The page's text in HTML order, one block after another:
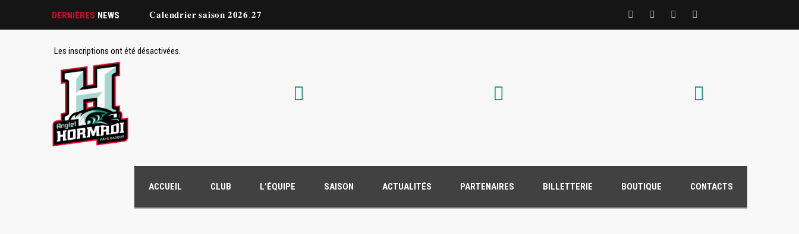
DERNIÈRES NEWS 𝐂𝐚𝐥𝐞𝐧𝐝𝐫𝐢𝐞𝐫 𝐬𝐚𝐢𝐬𝐨𝐧 𝟐𝟎𝟐𝟔.𝟐𝟕
ACCUEIL CLUB L’ÉQUIPE SAISON ACTUALITÉS PARTENAIRES BILLETTERIE BOUTIQUE CONTACTS
Les inscriptions ont été désactivées.